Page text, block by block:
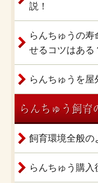
説！
らんちゅうの寿
せるコツはある
らんちゅうを屋
らんちゅう飼育
飼育環境全般の
らんちゅう購入